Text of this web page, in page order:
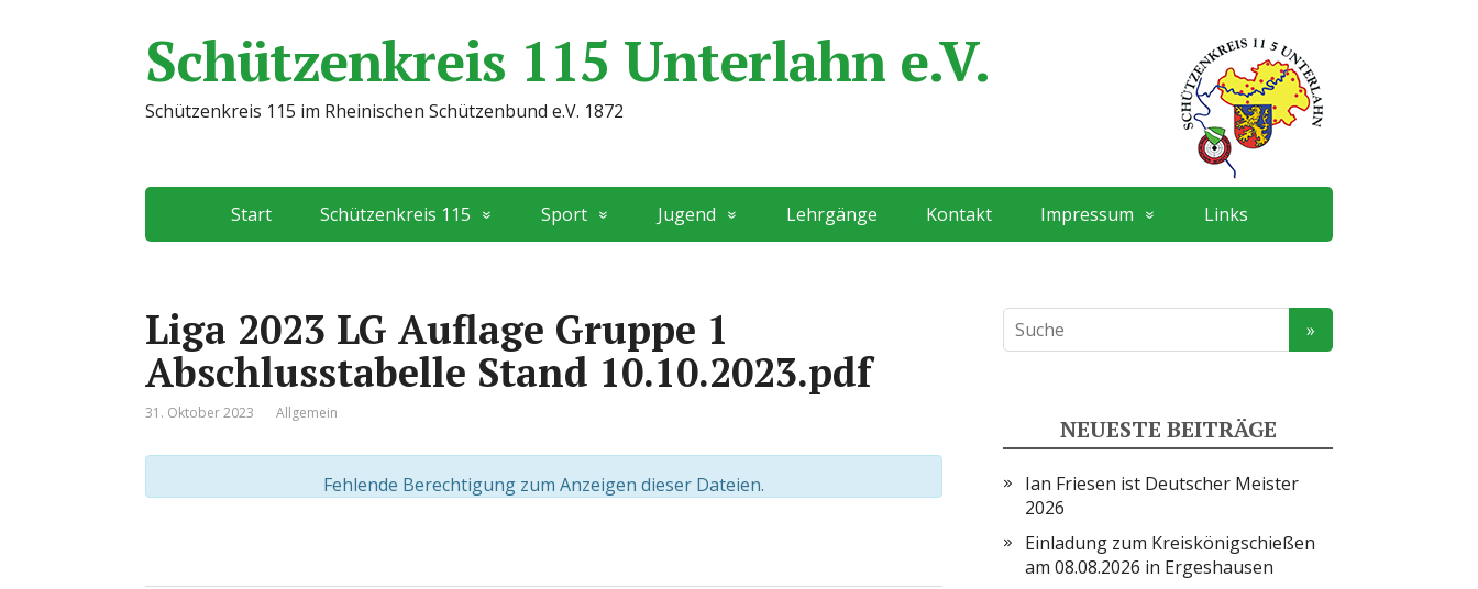
Schützenkreis 115 Unterlahn e.V.
Schützenkreis 115 im Rheinischen Schützenbund e.V. 1872
Start Schützenkreis 115 Sport Jugend Lehrgänge Kontakt Impressum Links
Liga 2023 LG Auflage Gruppe 1
Abschlusstabelle Stand 10.10.2023.pdf
31. Oktober 2023 Allgemein
Fehlende Berechtigung zum Anzeigen dieser Dateien.
NEUESTE BEITRÄGE
Ian Friesen ist Deutscher Meister
2026
Einladung zum Kreiskönigschießen
am 08.08.2026 in Ergeshausen